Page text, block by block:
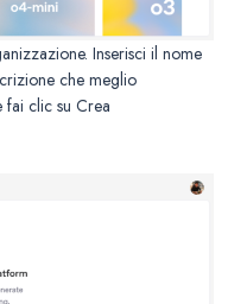
Inserisci il nome
che meglio
fai clic su Crea